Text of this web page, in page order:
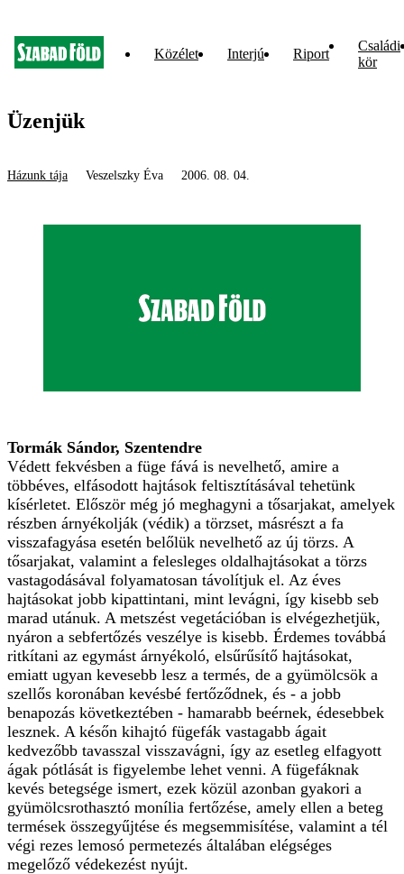
Közélet Interjú Riport
Családi
kör
Üzenjük
Házunk tája Veszelszky Éva 2006. 08. 04.
Tormák Sándor, Szentendre
Védett fekvésben a füge fává is nevelhető, amire a
többéves, elfásodott hajtások feltisztításával tehetünk
kísérletet. Először még jó meghagyni a tősarjakat, amelyek
részben árnyékolják (védik) a törzset, másrészt a fa
visszafagyása esetén belőlük nevelhető az új törzs. A
tősarjakat, valamint a felesleges oldalhajtásokat a törzs
vastagodásával folyamatosan távolítjuk el. Az éves
hajtásokat jobb kipattintani, mint levágni, így kisebb seb
marad utánuk. A metszést vegetációban is elvégezhetjük,
nyáron a sebfertőzés veszélye is kisebb. Érdemes továbbá
ritkítani az egymást árnyékoló, elsűrűsítő hajtásokat,
emiatt ugyan kevesebb lesz a termés, de a gyümölcsök a
szellős koronában kevésbé fertőződnek, és - a jobb
benapozás következtében - hamarabb beérnek, édesebbek
lesznek. A későn kihajtó fügefák vastagabb ágait
kedvezőbb tavasszal visszavágni, így az esetleg elfagyott
ágak pótlását is figyelembe lehet venni. A fügefáknak
kevés betegsége ismert, ezek közül azonban gyakori a
gyümölcsrothasztó monília fertőzése, amely ellen a beteg
termések összegyűjtése és megsemmisítése, valamint a tél
végi rezes lemosó permetezés általában elégséges
megelőző védekezést nyújt.